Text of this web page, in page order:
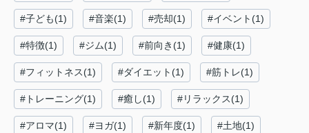
#子ども(1) #音楽(1) #売却(1) #イベント(1)
#特徴(1) #ジム(1) #前向き(1) #健康(1)
#フィットネス(1) #ダイエット(1) #筋トレ(1)
#トレーニング(1) #癒し(1) #リラックス(1)
#アロマ(1) #ヨガ(1) #新年度(1) #土地(1)